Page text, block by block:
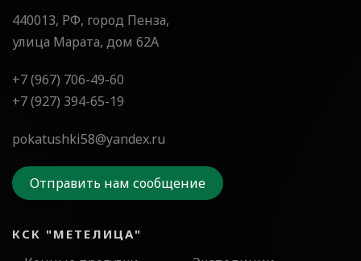
440013, РФ, город Пенза,
улица Марата, дом 62А
+7 (967) 706-49-60
+7 (927) 394-65-19
pokatushki58@yandex.ru
Отправить нам сообщение
КСК "МЕТЕЛИЦА"